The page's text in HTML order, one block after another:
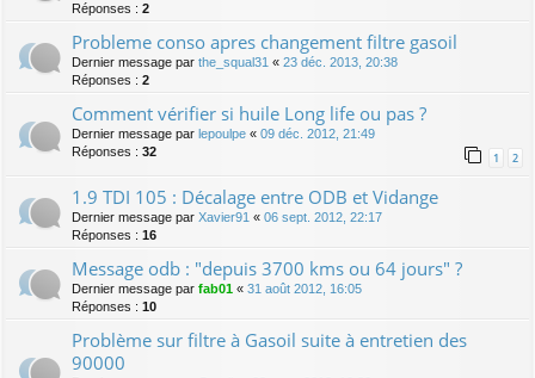
Réponses : 2
Probleme conso apres changement filtre gasoil
Dernier message par the_squal31 « 23 déc. 2013, 20:38
Réponses : 2
Comment vérifier si huile Long life ou pas ?
Dernier message par lepoulpe « 09 déc. 2012, 21:49
Réponses : 32 1 2
1.9 TDI 105 : Décalage entre ODB et Vidange
Dernier message par Xavier91 « 06 sept. 2012, 22:17
Réponses : 16
Message odb : "depuis 3700 kms ou 64 jours" ?
Dernier message par fab01 « 31 août 2012, 16:05
Réponses : 10
Problème sur filtre à Gasoil suite à entretien des
90000